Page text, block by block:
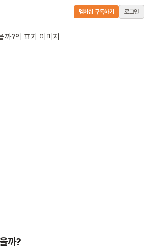
멤버십 구독하기 로그인
까?